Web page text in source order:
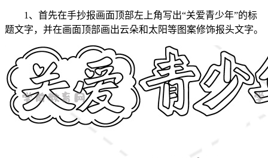
1、首先在手抄报画面顶部左上角写出“关爱青少年”的标
题文字，并在画面顶部画出云朵和太阳等图案修饰报头文字。